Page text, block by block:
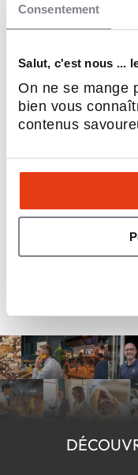
Consentement
Salut, c'est nous ...
On ne se mange
bien vous
contenus